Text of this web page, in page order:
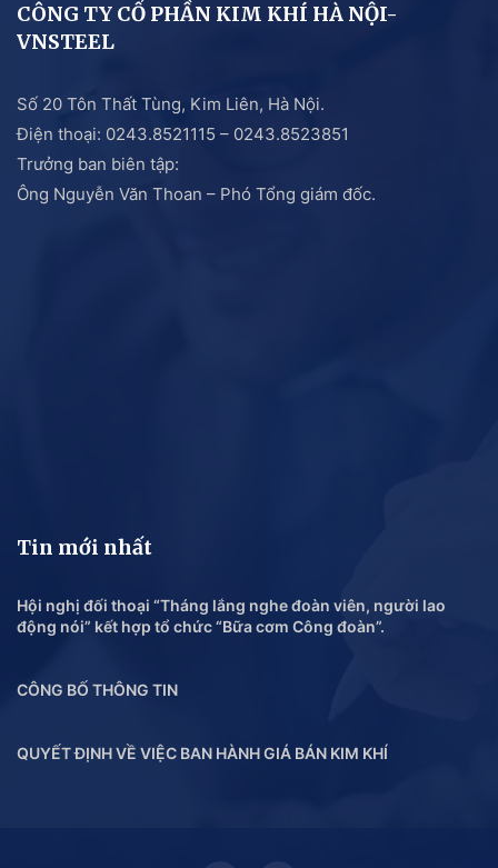
CÔNG TY CỔ PHẦN KIM KHÍ HÀ NỘI-
VNSTEEL
Số 20 Tôn Thất Tùng, Kim Liên, Hà Nội.
Điện thoại: 0243.8521115 – 0243.8523851
Trưởng ban biên tập:
Ông Nguyễn Văn Thoan – Phó Tổng giám đốc.
Tin mới nhất
Hội nghị đối thoại “Tháng lắng nghe đoàn viên, người lao
động nói” kết hợp tổ chức “Bữa cơm Công đoàn”.
CÔNG BỐ THÔNG TIN
QUYẾT ĐỊNH VỀ VIỆC BAN HÀNH GIÁ BÁN KIM KHÍ